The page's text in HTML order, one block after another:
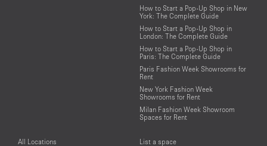
How to Start a Pop-Up Shop in New
York: The Complete Guide
How to Start a Pop-Up Shop in
London: The Complete Guide
How to Start a Pop-Up Shop in
Paris: The Complete Guide
Paris Fashion Week Showrooms for
Rent
New York Fashion Week
Showrooms for Rent
Milan Fashion Week Showroom
Spaces for Rent
All Locations
List a space